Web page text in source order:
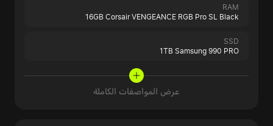
RAM
16GB Corsair VENGEANCE RGB Pro SL Black
SSD
1TB Samsung 990 PRO
عرض المواصفات الكاملة